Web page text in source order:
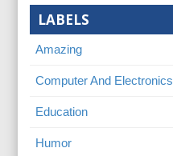
LABELS
Amazing
Computer And Electronics
Education
Humor